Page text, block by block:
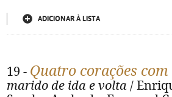
ADICIONAR À LISTA
19 - Quatro corações
marido de ida e volta /